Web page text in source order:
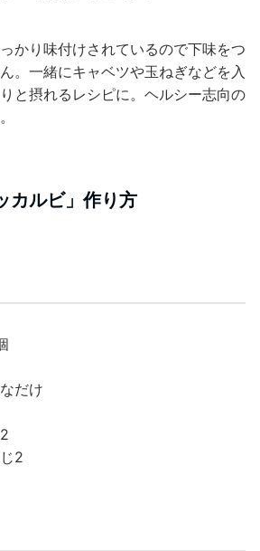
かり味付けされているので下味をつ
。一緒にキャベツや玉ねぎなどを入
と摂れるレシピに。ヘルシー志向の
カルビ」作り方
だけ
2